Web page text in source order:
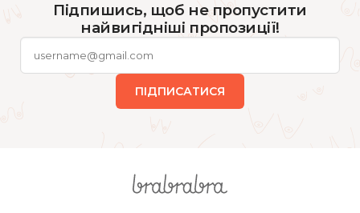
Підпишись, щоб не пропустити
найвигідніші пропозиції!
ПІДПИСАТИСЯ